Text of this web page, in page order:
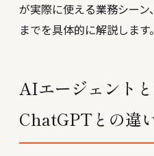
が実際に使える業務シー
までを具体的に解説します。
AIエージェントと
ChatGPTとの違